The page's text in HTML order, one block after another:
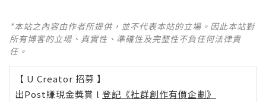
*本站之內容由作者所提供，並不代表本站的立場。因此本站對
所有博客的立場、真實性、準確性及完整性不負任何法律責
任。
【 U Creator 招募 】
出Post賺現金獎賞 l 登記《社群創作有價企劃》